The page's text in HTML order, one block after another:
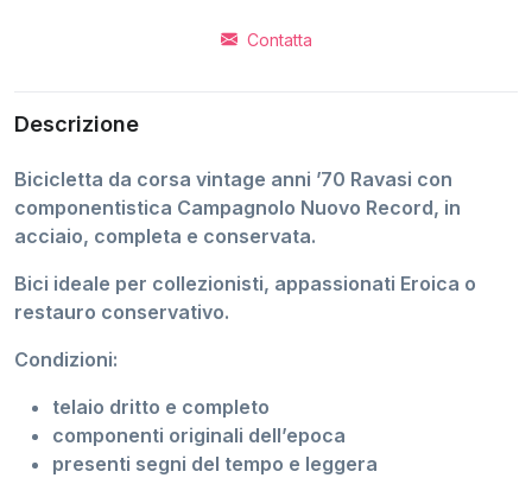
Contatta
Descrizione
Bicicletta da corsa vintage anni ’70 Ravasi con
componentistica Campagnolo Nuovo Record, in
acciaio, completa e conservata.
Bici ideale per collezionisti, appassionati Eroica o
restauro conservativo.
Condizioni:
telaio dritto e completo
componenti originali dell’epoca
presenti segni del tempo e leggera